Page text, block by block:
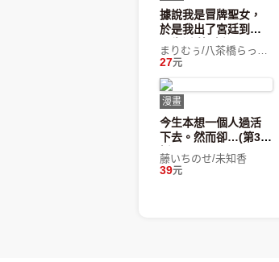
據說我是冒牌聖女，
於是我出了宮廷到鄰
國生活 第5話
27元
漫畫
今生本想一個人過活
下去。然而卻…(第3
話)
藤いちのせ/未知香
39元